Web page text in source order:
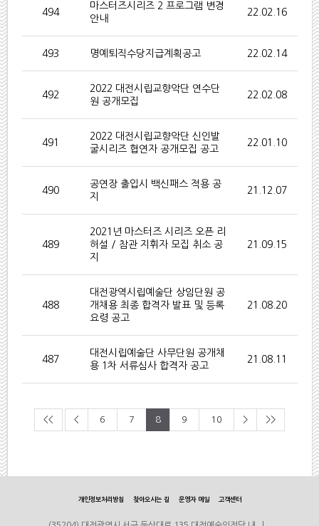
494
마스터즈시리즈 2 프로그램 변경
안내
22.02.16
493 명예퇴직수당지급계획공고 22.02.14
492
2022 대전시립교향악단 연수단
원 공개모집
22.02.08
491
2022 대전시립교향악단 신인발
굴시리즈 협연자 공개모집 공고
22.01.10
490
공연장 출입시 백신패스 적용 공
지
21.12.07
489
2021년 마스터즈 시리즈 오픈 리
허설 / 참관 지휘자 모집 취소 공
지
21.09.15
488
대전광역시립예술단 상임단원 공
개채용 최종 합격자 발표 및 등록
요령 공고
21.08.20
487
대전시립예술단 사무단원 공개채
용 1차 서류심사 합격자 공고
21.08.11
<< < 6 7 8 9 10 > >>
개인정보처리방침 찾아오시는 길 운영자 메일 고객센터